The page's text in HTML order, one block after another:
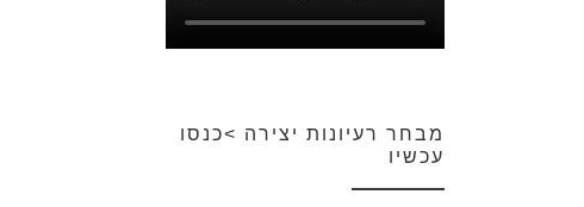
מבחר רעיונות יצירה >כנסו
עכשיו